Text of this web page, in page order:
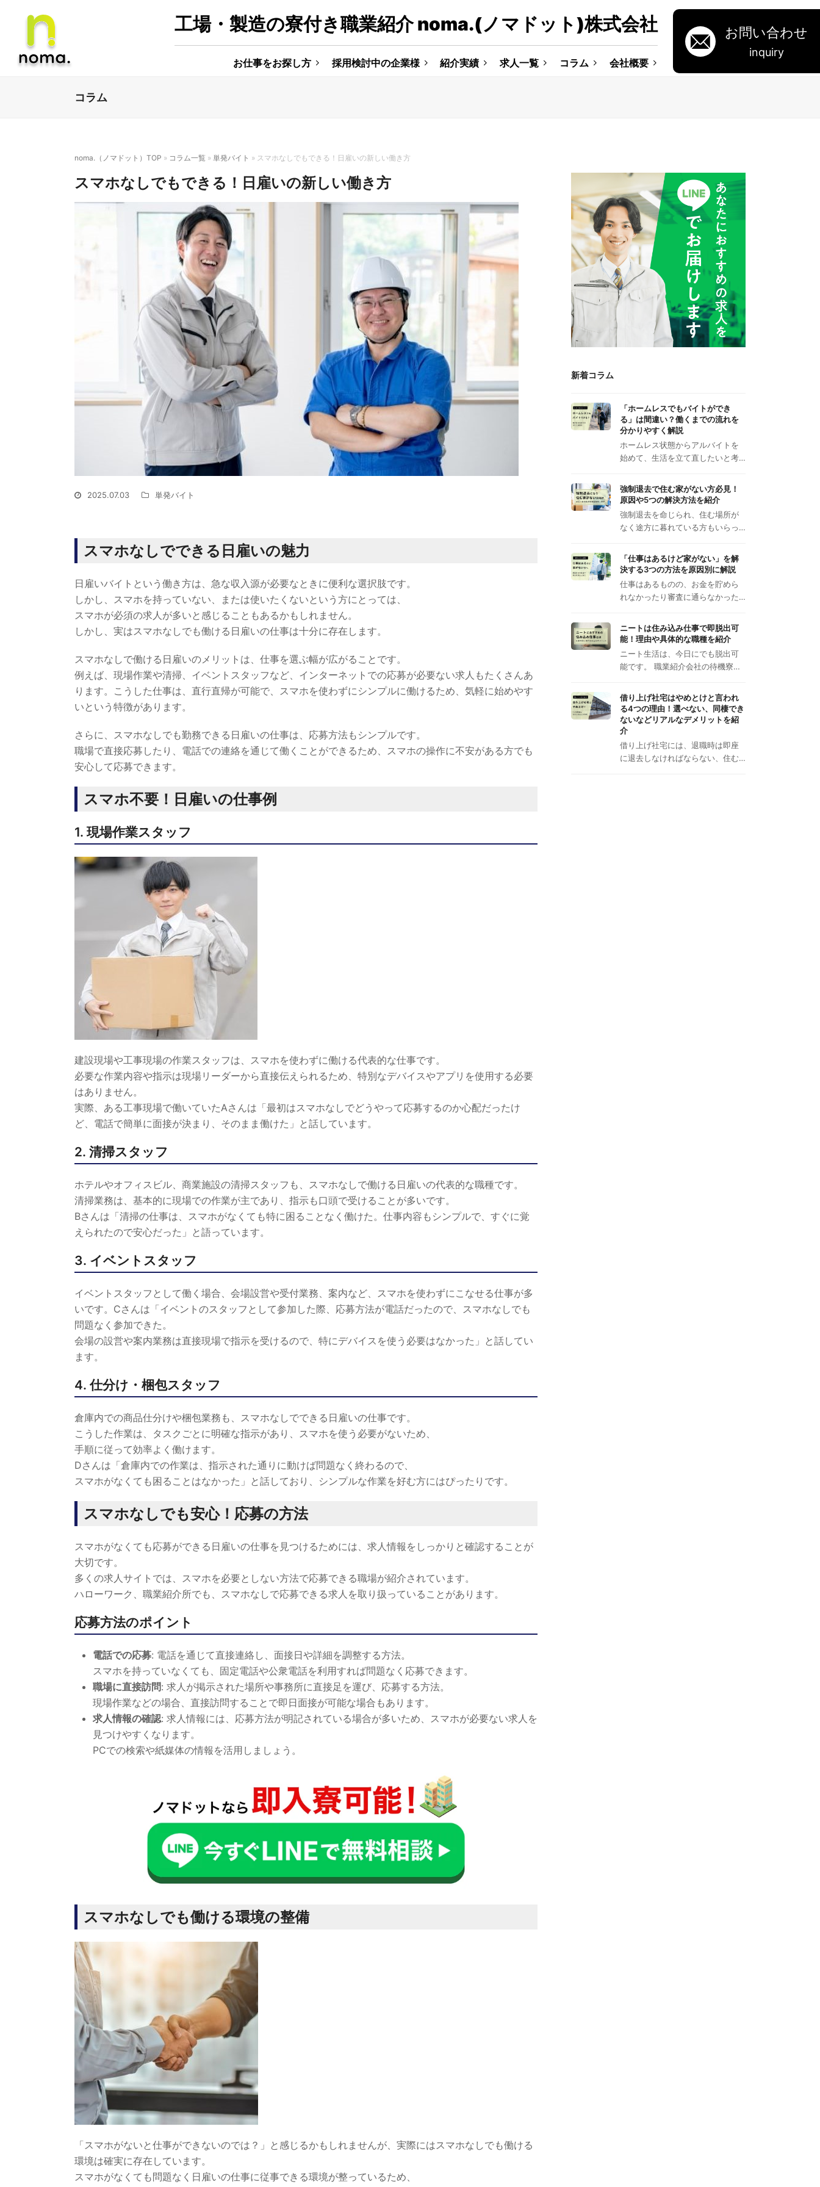
工場・製造の寮付き職業紹介 noma.(ノマドット)株式会社
お仕事をお探し方 採用検討中の企業様 紹介実績 求人一覧 コラム 会社概要
お問い合わせ
inquiry
コラム
noma.（ノマドット）TOP » コラム一覧 » 単発バイト » スマホなしでもできる！日雇いの新しい働き方
スマホなしでもできる！日雇いの新しい働き方
2025.07.03 単発バイト
スマホなしでできる日雇いの魅力
日雇いバイトという働き方は、急な収入源が必要なときに便利な選択肢です。
しかし、スマホを持っていない、または使いたくないという方にとっては、
スマホが必須の求人が多いと感じることもあるかもしれません。
しかし、実はスマホなしでも働ける日雇いの仕事は十分に存在します。
スマホなしで働ける日雇いのメリットは、仕事を選ぶ幅が広がることです。
例えば、現場作業や清掃、イベントスタッフなど、インターネットでの応募が必要ない求人もたくさんあ
ります。こうした仕事は、直行直帰が可能で、スマホを使わずにシンプルに働けるため、気軽に始めやす
いという特徴があります。
さらに、スマホなしでも勤務できる日雇いの仕事は、応募方法もシンプルです。
職場で直接応募したり、電話での連絡を通じて働くことができるため、スマホの操作に不安がある方でも
安心して応募できます。
スマホ不要！日雇いの仕事例
1. 現場作業スタッフ
建設現場や工事現場の作業スタッフは、スマホを使わずに働ける代表的な仕事です。
必要な作業内容や指示は現場リーダーから直接伝えられるため、特別なデバイスやアプリを使用する必要
はありません。
実際、ある工事現場で働いていたAさんは「最初はスマホなしでどうやって応募するのか心配だったけ
ど、電話で簡単に面接が決まり、そのまま働けた」と話しています。
2. 清掃スタッフ
ホテルやオフィスビル、商業施設の清掃スタッフも、スマホなしで働ける日雇いの代表的な職種です。
清掃業務は、基本的に現場での作業が主であり、指示も口頭で受けることが多いです。
Bさんは「清掃の仕事は、スマホがなくても特に困ることなく働けた。仕事内容もシンプルで、すぐに覚
えられたので安心だった」と語っています。
3. イベントスタッフ
イベントスタッフとして働く場合、会場設営や受付業務、案内など、スマホを使わずにこなせる仕事が多
いです。Cさんは「イベントのスタッフとして参加した際、応募方法が電話だったので、スマホなしでも
問題なく参加できた。
会場の設営や案内業務は直接現場で指示を受けるので、特にデバイスを使う必要はなかった」と話してい
ます。
4. 仕分け・梱包スタッフ
倉庫内での商品仕分けや梱包業務も、スマホなしでできる日雇いの仕事です。
こうした作業は、タスクごとに明確な指示があり、スマホを使う必要がないため、
手順に従って効率よく働けます。
Dさんは「倉庫内での作業は、指示された通りに動けば問題なく終わるので、
スマホがなくても困ることはなかった」と話しており、シンプルな作業を好む方にはぴったりです。
スマホなしでも安心！応募の方法
スマホがなくても応募ができる日雇いの仕事を見つけるためには、求人情報をしっかりと確認することが
大切です。
多くの求人サイトでは、スマホを必要としない方法で応募できる職場が紹介されています。
ハローワーク、職業紹介所でも、スマホなしで応募できる求人を取り扱っていることがあります。
応募方法のポイント
電話での応募: 電話を通じて直接連絡し、面接日や詳細を調整する方法。
スマホを持っていなくても、固定電話や公衆電話を利用すれば問題なく応募できます。
職場に直接訪問: 求人が掲示された場所や事務所に直接足を運び、応募する方法。
現場作業などの場合、直接訪問することで即日面接が可能な場合もあります。
求人情報の確認: 求人情報には、応募方法が明記されている場合が多いため、スマホが必要ない求人を
見つけやすくなります。
PCでの検索や紙媒体の情報を活用しましょう。
スマホなしでも働ける環境の整備
「スマホがないと仕事ができないのでは？」と感じるかもしれませんが、実際にはスマホなしでも働ける
環境は確実に存在しています。
スマホがなくても問題なく日雇いの仕事に従事できる環境が整っているため、
新着コラム
「ホームレスでもバイトができ
る」は間違い？働くまでの流れを
分かりやすく解説
ホームレス状態からアルバイトを
始めて、生活を立て直したいと考…
強制退去で住む家がない方必見！
原因や5つの解決方法を紹介
強制退去を命じられ、住む場所が
なく途方に暮れている方もいらっ…
「仕事はあるけど家がない」を解
決する3つの方法を原因別に解説
仕事はあるものの、お金を貯めら
れなかったり審査に通らなかった…
ニートは住み込み仕事で即脱出可
能！理由や具体的な職種を紹介
ニート生活は、今日にでも脱出可
能です。 職業紹介会社の待機寮…
借り上げ社宅はやめとけと言われ
る4つの理由！選べない、同棲でき
ないなどリアルなデメリットを紹
介
借り上げ社宅には、退職時は即座
に退去しなければならない、住む…